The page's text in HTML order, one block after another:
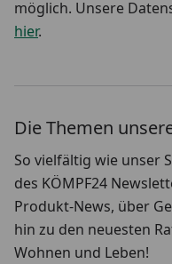
möglich. Unsere
hier.
Die Themen
So vielfältig wie unser
des KÖMPF24
Produkt-News, über
hin zu den neuesten
Wohnen und Leben!